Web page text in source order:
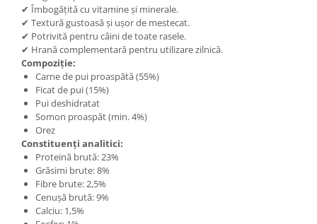
✔ Îmbogățită cu vitamine și minerale.
✔ Textură gustoasă și ușor de mestecat.
✔ Potrivită pentru câini de toate rasele.
✔ Hrană complementară pentru utilizare zilnică.
Compoziție:
Carne de pui proaspătă (55%)
Ficat de pui (15%)
Pui deshidratat
Somon proaspăt (min. 4%)
Orez
Constituenți analitici:
Proteină brută: 23%
Grăsimi brute: 8%
Fibre brute: 2,5%
Cenușă brută: 9%
Calciu: 1,5%